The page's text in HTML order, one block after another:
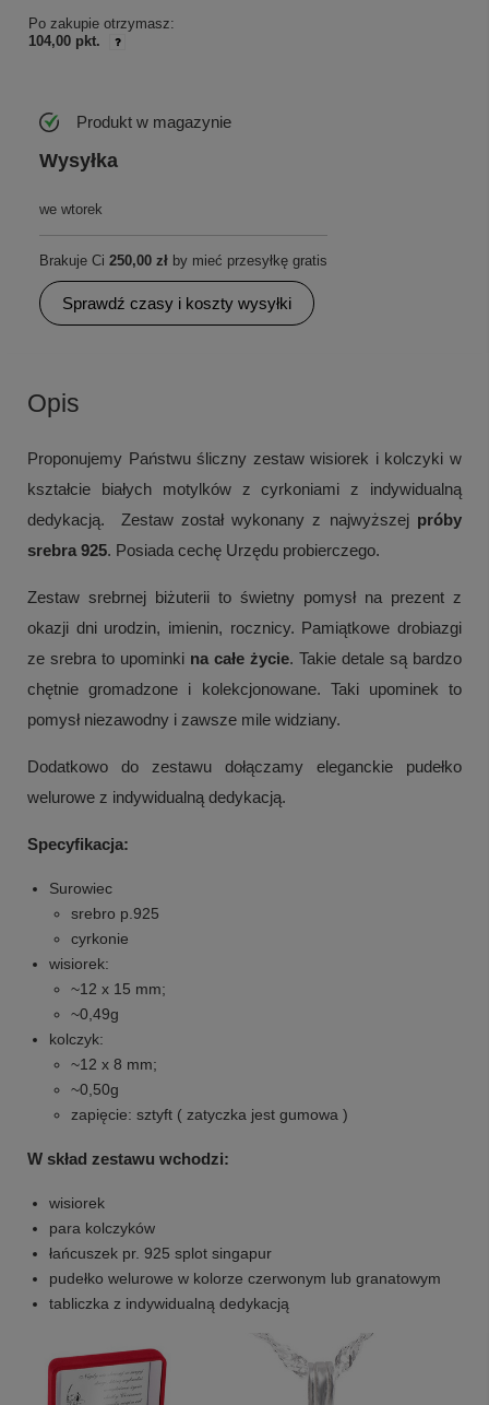
Po zakupie otrzymasz:
104,00 pkt.
Produkt w magazynie
Wysyłka
we wtorek
Brakuje Ci 250,00 zł by mieć przesyłkę gratis
Sprawdź czasy i koszty wysyłki
Opis
Proponujemy Państwu śliczny zestaw wisiorek i kolczyki w
kształcie białych motylków z cyrkoniami z indywidualną
dedykacją. Zestaw został wykonany z najwyższej próby
srebra 925. Posiada cechę Urzędu probierczego.
Zestaw srebrnej biżuterii to świetny pomysł na prezent z
okazji dni urodzin, imienin, rocznicy. Pamiątkowe drobiazgi
ze srebra to upominki na całe życie. Takie detale są bardzo
chętnie gromadzone i kolekcjonowane. Taki upominek to
pomysł niezawodny i zawsze mile widziany.
Dodatkowo do zestawu dołączamy eleganckie pudełko
welurowe z indywidualną dedykacją.
Specyfikacja:
Surowiec
srebro p.925
cyrkonie
wisiorek:
~12 x 15 mm;
~0,49g
kolczyk:
~12 x 8 mm;
~0,50g
zapięcie: sztyft ( zatyczka jest gumowa )
W skład zestawu wchodzi:
wisiorek
para kolczyków
łańcuszek pr. 925 splot singapur
pudełko welurowe w kolorze czerwonym lub granatowym
tabliczka z indywidualną dedykacją